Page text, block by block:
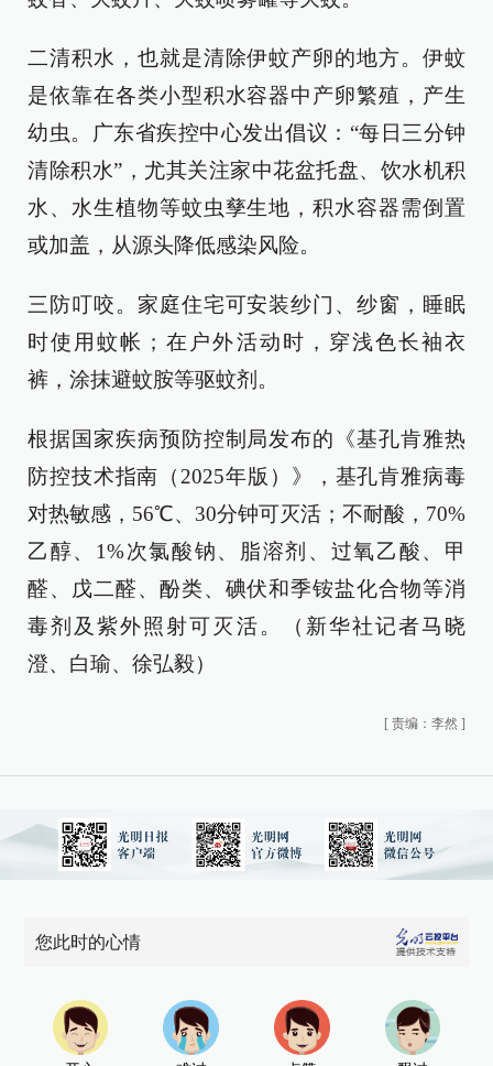
二清积水，也就是清除伊蚊产卵的地方。伊蚊
是依靠在各类小型积水容器中产卵繁殖，产生
幼虫。广东省疾控中心发出倡议：“每日三分钟
清除积水”，尤其关注家中花盆托盘、饮水机积
水、水生植物等蚊虫孳生地，积水容器需倒置
或加盖，从源头降低感染风险。
三防叮咬。家庭住宅可安装纱门、纱窗，睡眠
时使用蚊帐；在户外活动时，穿浅色长袖衣
裤，涂抹避蚊胺等驱蚊剂。
根据国家疾病预防控制局发布的《基孔肯雅热
防控技术指南（2025年版）》，基孔肯雅病毒
对热敏感，56℃、30分钟可灭活；不耐酸，70%
乙醇、1%次氯酸钠、脂溶剂、过氧乙酸、甲
醛、戊二醛、酚类、碘伏和季铵盐化合物等消
毒剂及紫外照射可灭活。（新华社记者马晓
澄、白瑜、徐弘毅）
[ 责编：李然 ]
您此时的心情